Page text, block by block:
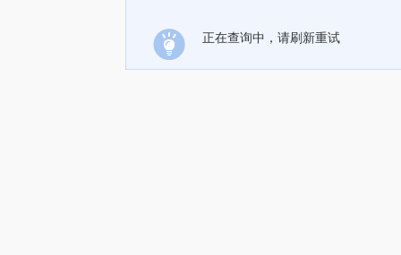
正在查询中，请刷新重试